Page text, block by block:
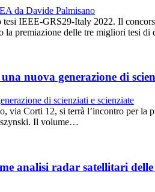
IEEE-GRS29-Italy 2022. Il
premiazione delle tre migliori tesi
nuova generazione di
via Corti 12, si terrà l’incontro per
Il volume…
analisi radar satellitari